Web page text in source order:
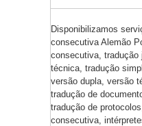
Disponibilizamos
consecutiva Alemão
consecutiva, tradução
técnica, tradução
versão dupla, versão
tradução de
tradução de
consecutiva,